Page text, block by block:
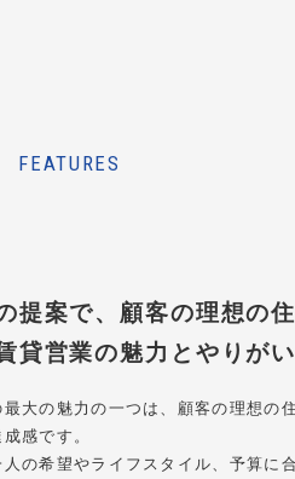
FEATURES
提案で、顧客の理想の
貸営業の魅力とやりがい
大の魅力の一つは、顧客の理想の
感です。
の希望やライフスタイル、予算に